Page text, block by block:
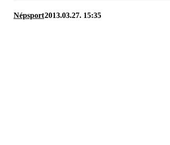
Népsport2013.03.27. 15:35